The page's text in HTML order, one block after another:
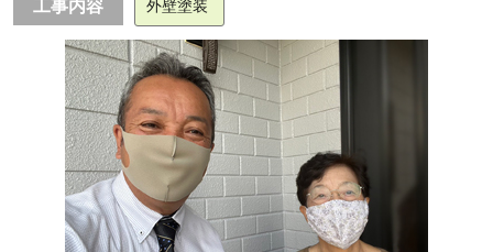
工事内容 外壁塗装